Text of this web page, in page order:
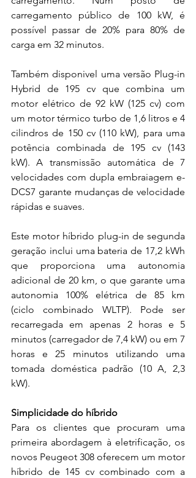
carregamento público de 100 kW, é
possível passar de 20% para 80% de
carga em 32 minutos.
Também disponivel uma versão Plug-in
Hybrid de 195 cv que combina um
motor elétrico de 92 kW (125 cv) com
um motor térmico turbo de 1,6 litros e 4
cilindros de 150 cv (110 kW), para uma
potência combinada de 195 cv (143
kW). A transmissão automática de 7
velocidades com dupla embraiagem e-
DCS7 garante mudanças de velocidade
rápidas e suaves.
Este motor híbrido plug-in de segunda
geração inclui uma bateria de 17,2 kWh
que proporciona uma autonomia
adicional de 20 km, o que garante uma
autonomia 100% elétrica de 85 km
(ciclo combinado WLTP). Pode ser
recarregada em apenas 2 horas e 5
minutos (carregador de 7,4 kW) ou em 7
horas e 25 minutos utilizando uma
tomada doméstica padrão (10 A, 2,3
kW).
Simplicidade do híbrido
Para os clientes que procuram uma
primeira abordagem à eletrificação, os
novos Peugeot 308 oferecem um motor
híbrido de 145 cv combinado com a